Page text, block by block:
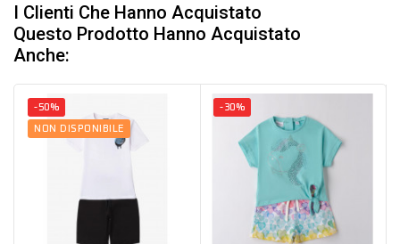
I Clienti Che Hanno Acquistato
Questo Prodotto Hanno Acquistato
Anche:
-50%
NON DISPONIBILE
-30%